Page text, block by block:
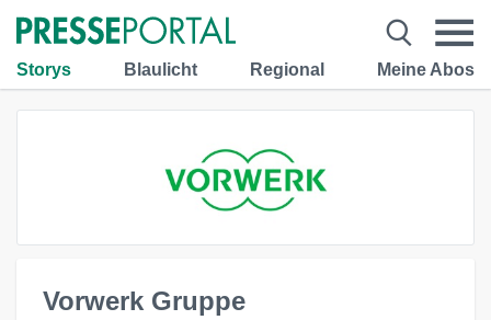
Storys Blaulicht Regional Meine Abos
Vorwerk Gruppe